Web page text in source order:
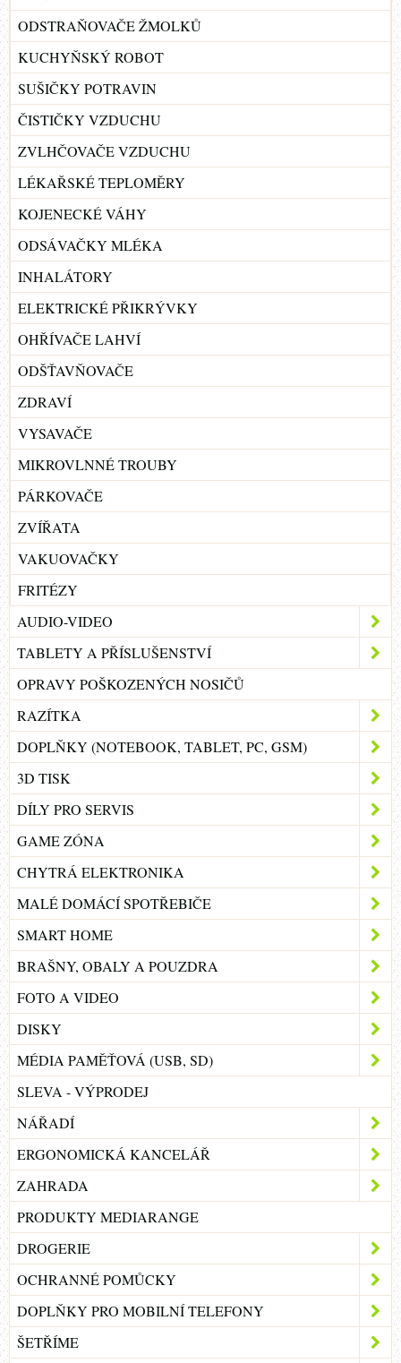
ODSTRAŇOVAČE ŽMOLKŮ
KUCHYŇSKÝ ROBOT
SUŠIČKY POTRAVIN
ČISTIČKY VZDUCHU
ZVLHČOVAČE VZDUCHU
LÉKAŘSKÉ TEPLOMĚRY
KOJENECKÉ VÁHY
ODSÁVAČKY MLÉKA
INHALÁTORY
ELEKTRICKÉ PŘIKRÝVKY
OHŘÍVAČE LAHVÍ
ODŠŤAVŇOVAČE
ZDRAVÍ
VYSAVAČE
MIKROVLNNÉ TROUBY
PÁRKOVAČE
ZVÍŘATA
VAKUOVAČKY
FRITÉZY
AUDIO-VIDEO
TABLETY A PŘÍSLUŠENSTVÍ
OPRAVY POŠKOZENÝCH NOSIČŮ
RAZÍTKA
DOPLŇKY (NOTEBOOK, TABLET, PC, GSM)
3D TISK
DÍLY PRO SERVIS
GAME ZÓNA
CHYTRÁ ELEKTRONIKA
MALÉ DOMÁCÍ SPOTŘEBIČE
SMART HOME
BRAŠNY, OBALY A POUZDRA
FOTO A VIDEO
DISKY
MÉDIA PAMĚŤOVÁ (USB, SD)
SLEVA - VÝPRODEJ
NÁŘADÍ
ERGONOMICKÁ KANCELÁŘ
ZAHRADA
PRODUKTY MEDIARANGE
DROGERIE
OCHRANNÉ POMŮCKY
DOPLŇKY PRO MOBILNÍ TELEFONY
ŠETŘÍME